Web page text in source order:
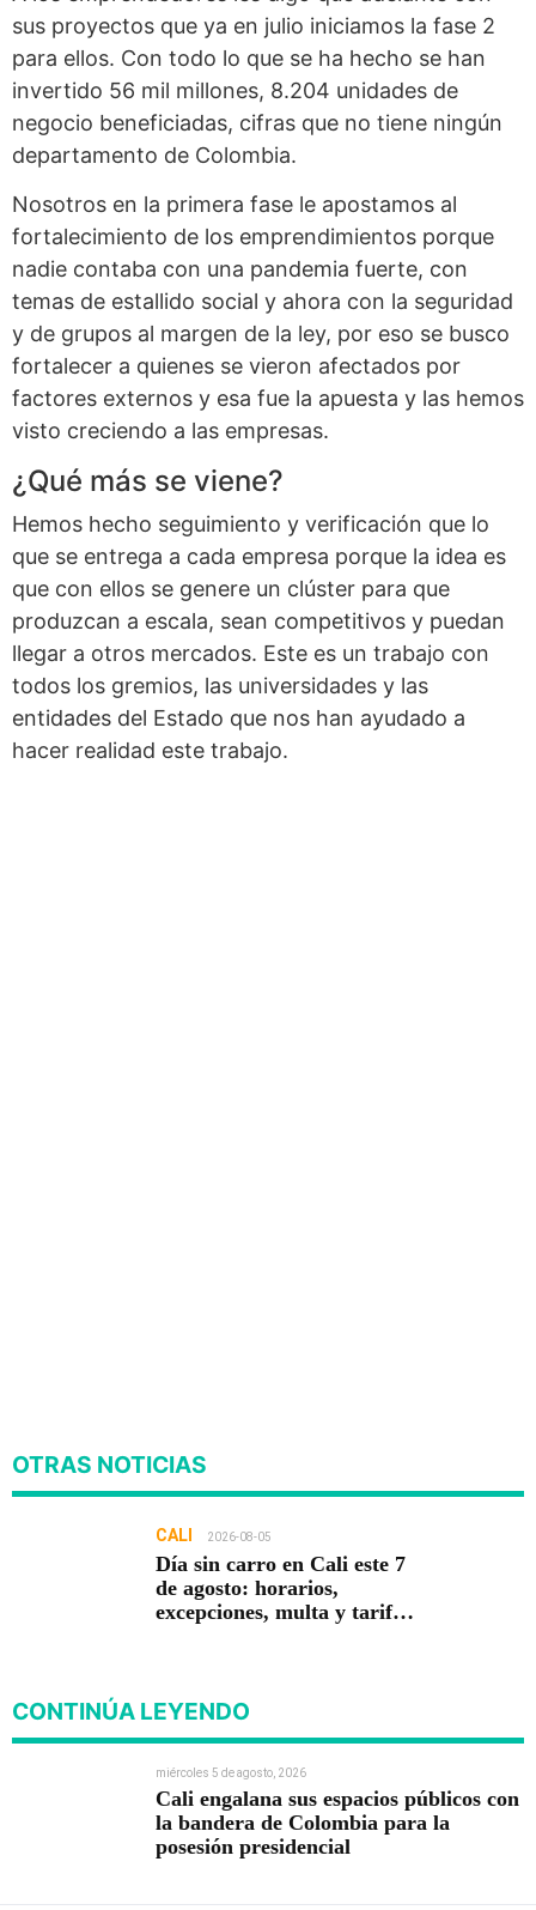
sus proyectos que ya en julio iniciamos la fase 2
para ellos. Con todo lo que se ha hecho se han
invertido 56 mil millones, 8.204 unidades de
negocio beneficiadas, cifras que no tiene ningún
departamento de Colombia.
Nosotros en la primera fase le apostamos al
fortalecimiento de los emprendimientos porque
nadie contaba con una pandemia fuerte, con
temas de estallido social y ahora con la seguridad
y de grupos al margen de la ley, por eso se busco
fortalecer a quienes se vieron afectados por
factores externos y esa fue la apuesta y las hemos
visto creciendo a las empresas.
¿Qué más se viene?
Hemos hecho seguimiento y verificación que lo
que se entrega a cada empresa porque la idea es
que con ellos se genere un clúster para que
produzcan a escala, sean competitivos y puedan
llegar a otros mercados. Este es un trabajo con
todos los gremios, las universidades y las
entidades del Estado que nos han ayudado a
hacer realidad este trabajo.
OTRAS NOTICIAS
CALI 2026-08-05
Día sin carro en Cali este 7
de agosto: horarios,
excepciones, multa y tarifa
CONTINÚA LEYENDO
miércoles 5 de agosto, 2026
Cali engalana sus espacios públicos con
la bandera de Colombia para la
posesión presidencial